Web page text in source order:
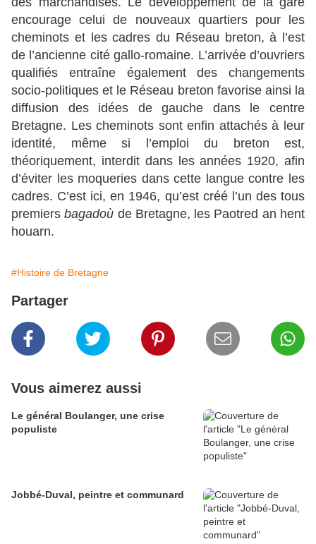
encourage celui de nouveaux quartiers pour les
cheminots et les cadres du Réseau breton, à l’est
de l’ancienne cité gallo-romaine. L’arrivée d’ouvriers
qualifiés entraîne également des changements
socio-politiques et le Réseau breton favorise ainsi la
diffusion des idées de gauche dans le centre
Bretagne. Les cheminots sont enfin attachés à leur
identité, même si l’emploi du breton est,
théoriquement, interdit dans les années 1920, afin
d’éviter les moqueries dans cette langue contre les
cadres. C’est ici, en 1946, qu’est créé l’un des tous
premiersbagadoù de Bretagne, les Paotred an hent
houarn.
#Histoire de Bretagne
Partager
Vous aimerez aussi
Le général Boulanger, une crise
populiste
Jobbé-Duval, peintre et communard